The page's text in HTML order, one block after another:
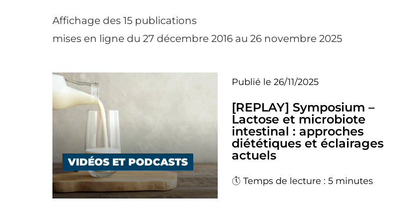
Affichage des 15 publications
mises en ligne du 27 décembre 2016 au 26 novembre 2025
VIDÉOS ET PODCASTS
Publié le 26/11/2025
[REPLAY] Symposium –
Lactose et microbiote
intestinal : approches
diététiques et éclairages
actuels
Temps de lecture : 5 minutes